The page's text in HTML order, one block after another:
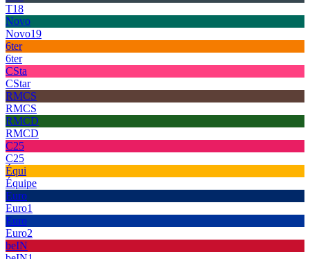
T18
Novo
Novo19
6ter
6ter
CSta
CStar
RMCS
RMCS
RMCD
RMCD
C25
C25
Équi
Équipe
Euro
Euro1
Euro
Euro2
beIN